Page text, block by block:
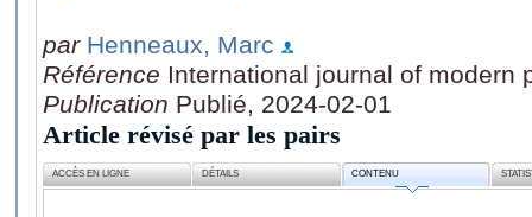
par Henneaux, Marc
Référence International journal of modern
Publication Publié, 2024-02-01
Article révisé par les pairs
ACCÈS EN LIGNE DÉTAILS CONTENU